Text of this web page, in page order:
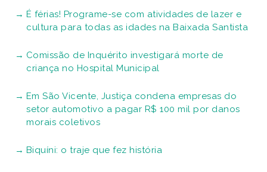
É férias! Programe-se com atividades de lazer e
cultura para todas as idades na Baixada Santista
Comissão de Inquérito investigará morte de
criança no Hospital Municipal
Em São Vicente, Justiça condena empresas do
setor automotivo a pagar R$ 100 mil por danos
morais coletivos
Biquíni: o traje que fez história